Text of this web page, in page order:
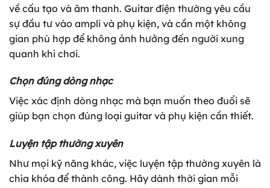
về cấu tạo và âm thanh. Guitar điện thường yêu cầu
sự đầu tư vào ampli và phụ kiện, và cần một không
gian phù hợp để không ảnh hưởng đến người xung
quanh khi chơi.
Chọn đúng dòng nhạc
Việc xác định dòng nhạc mà bạn muốn theo đuổi sẽ
giúp bạn chọn đúng loại guitar và phụ kiện cần thiết.
Luyện tập thường xuyên
Như mọi kỹ năng khác, việc luyện tập thường xuyên là
chìa khóa để thành công. Hãy dành thời gian mỗi